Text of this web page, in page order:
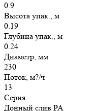
0.9
Высота упак., м
0.19
Глубина упак., м
0.24
Диаметр, мм
230
Поток, м?/ч
13
Серия
Донный слив PA